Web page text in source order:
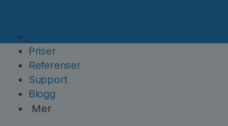
Priser
Referenser
Support
Blogg
Mer